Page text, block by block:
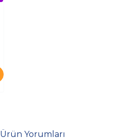
Ürün Yorumları